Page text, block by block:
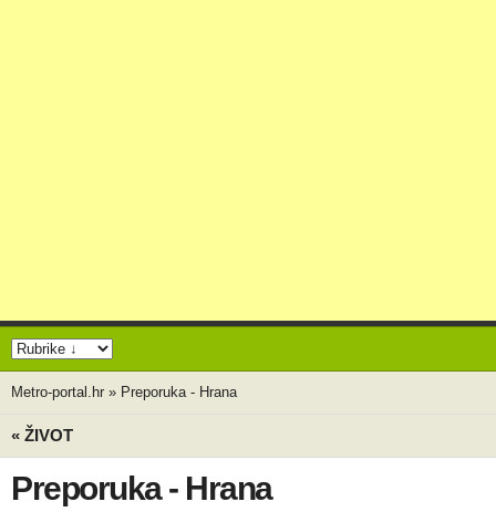
Metro-portal.hr » Preporuka - Hrana
« ŽIVOT
Preporuka - Hrana